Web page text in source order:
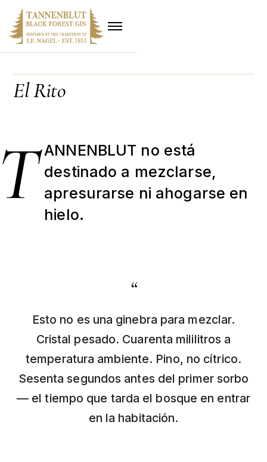
El Rito
ANNENBLUT no está
destinado a mezclarse,
apresurarse ni ahogarse en
hielo.
“
Esto no es una ginebra para mezclar.
Cristal pesado. Cuarenta mililitros a
temperatura ambiente. Pino, no cítrico.
Sesenta segundos antes del primer sorbo
— el tiempo que tarda el bosque en entrar
en la habitación.